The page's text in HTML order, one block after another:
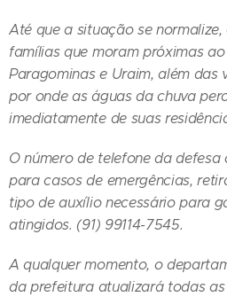
Até que a situação se
famílias que moram próximas
Paragominas e Uraim, além das
por onde as águas da chuva
imediatamente de suas
O número de telefone da defesa
para casos de emergências,
tipo de auxílio necessário para
atingidos. (91) 99114-7545.
A qualquer momento, o
da prefeitura atualizará todas